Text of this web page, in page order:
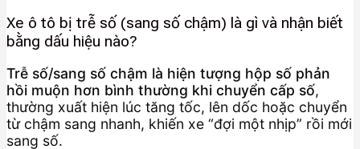
Xe ô tô bị trễ số (sang số chậm) là gì và nhận biết
bằng dấu hiệu nào?
Trễ số/sang số chậm là hiện tượng hộp số phản
hồi muộn hơn bình thường khi chuyển cấp số,
thường xuất hiện lúc tăng tốc, lên dốc hoặc chuyển
từ chậm sang nhanh, khiến xe “đợi một nhịp” rồi mới
sang số.